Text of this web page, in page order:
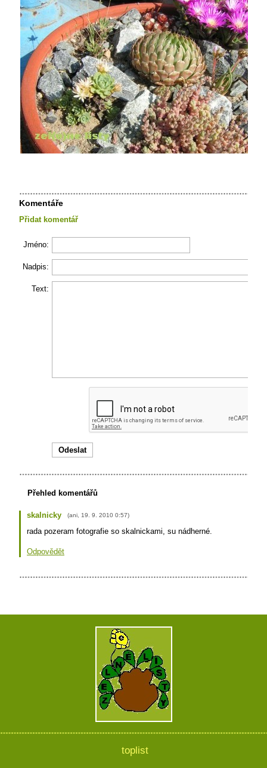
Komentáře
Přidat komentář
Jméno:
Nadpis:
Text:
Přehled komentářů
skalnicky (ani 19. 9. 2010 0:57)
rada pozeram fotografie so skalnickami, su nádherné.
Odpovědět
toplist